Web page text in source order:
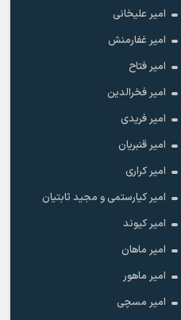
امیر علیخانی
امیر غفارمنش
امیر فتاح
امیر فخرالدین
امیر فریدی
امیر قنبریان
امیر کراری
امیر کیارستمی و مجید ثابتیان
امیر کیوند
امیر ماهان
امیر ماهور
امیر مسچی